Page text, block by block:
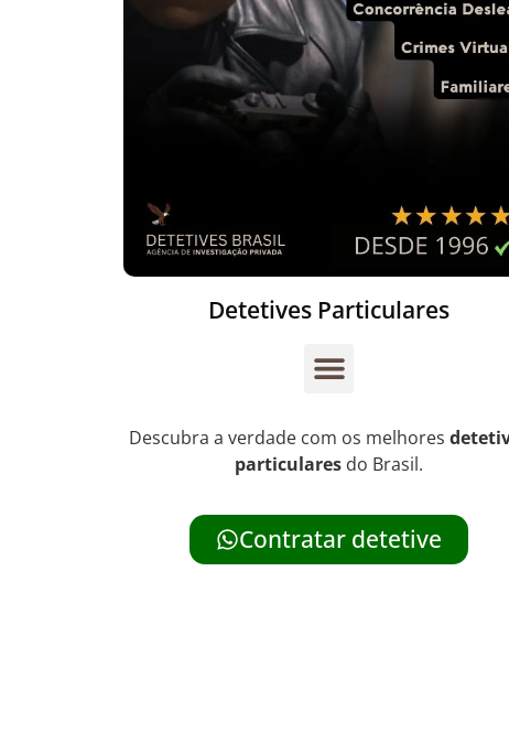
Detetives Particulares
Descubra a verdade com os melhores
particulares do Brasil.
Contratar detetive